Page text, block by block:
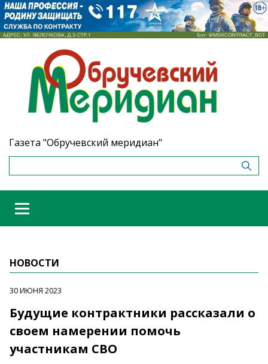
Газета "Обручевский меридиан"
НОВОСТИ
30 ИЮНЯ 2023
Будущие контрактники рассказали о
своем намерении помочь
участникам СВО